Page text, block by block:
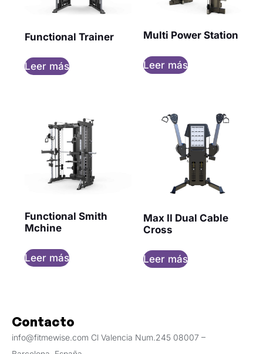
Functional Trainer
Leer más
Multi Power Station
Leer más
Functional Smith
Mchine
Leer más
Max II Dual Cable
Cross
Leer más
Contacto
info@fitmewise.com Cl Valencia Num.245 08007 –